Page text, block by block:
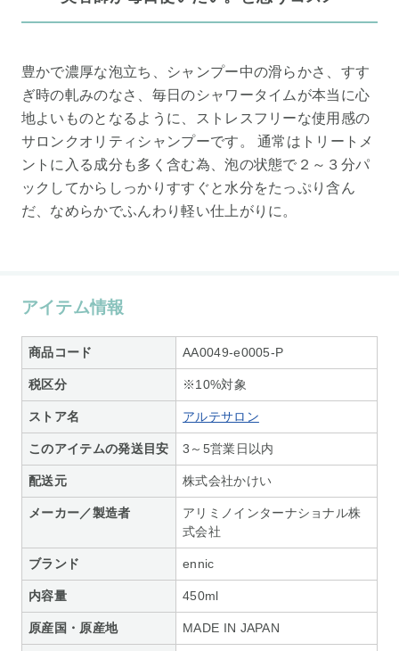
豊かで濃厚な泡立ち、シャンプー中の滑らかさ、すす
ぎ時の軋みのなさ、毎日のシャワータイムが本当に心
地よいものとなるように、ストレスフリーな使用感の
サロンクオリティシャンプーです。 通常はトリートメ
ントに入る成分も多く含む為、泡の状態で２～３分パ
ックしてからしっかりすすぐと水分をたっぷり含ん
だ、なめらかでふんわり軽い仕上がりに。
アイテム情報
商品コード AA0049-e0005-P
税区分 ※10%対象
ストア名 アルテサロン
このアイテムの発送目安 3～5営業日以内
配送元 株式会社かけい
メーカー／製造者
アリミノインターナショナル株
式会社
ブランド ennic
内容量 450ml
原産国・原産地 MADE IN JAPAN